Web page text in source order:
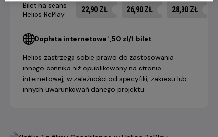
Bilet na seans
Helios RePlay
22,90 ZŁ 26,90 ZŁ 28,90 ZŁ
Dopłata internetowa 1,50 zł/1 bilet
Helios zastrzega sobie prawo do zastosowania
innego cennika niż opublikowany na stronie
internetowej, w zależności od specyfiki, zakresu lub
innych uwarunkowań danego projektu.